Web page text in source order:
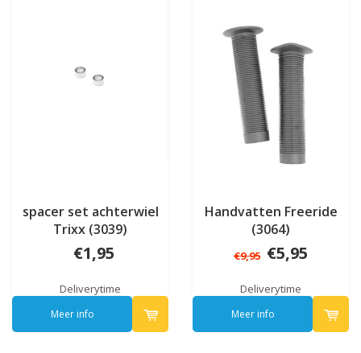
spacer set achterwiel
Trixx (3039)
€1,95
Deliverytime
Meer info
Handvatten Freeride
(3064)
€9,95 €5,95
Deliverytime
Meer info